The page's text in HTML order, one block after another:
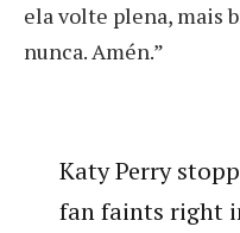
ela volte plena, mais
nunca. Amén.”
Katy Perry
fan faints right